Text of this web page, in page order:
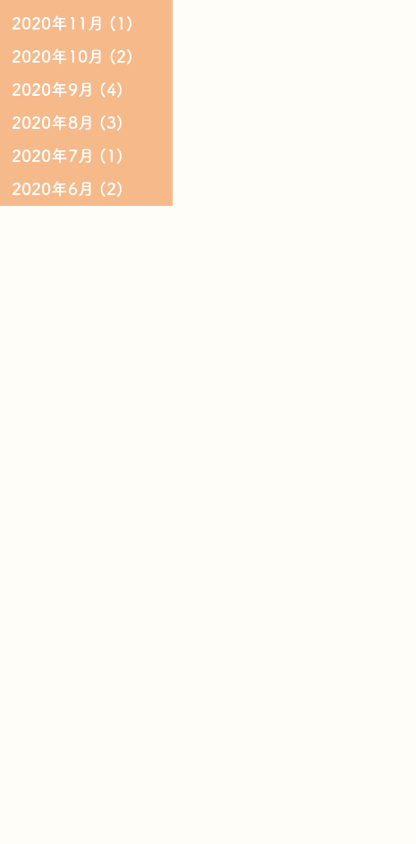
2020年11月 (1)
2020年10月 (2)
2020年9月 (4)
2020年8月 (3)
2020年7月 (1)
2020年6月 (2)